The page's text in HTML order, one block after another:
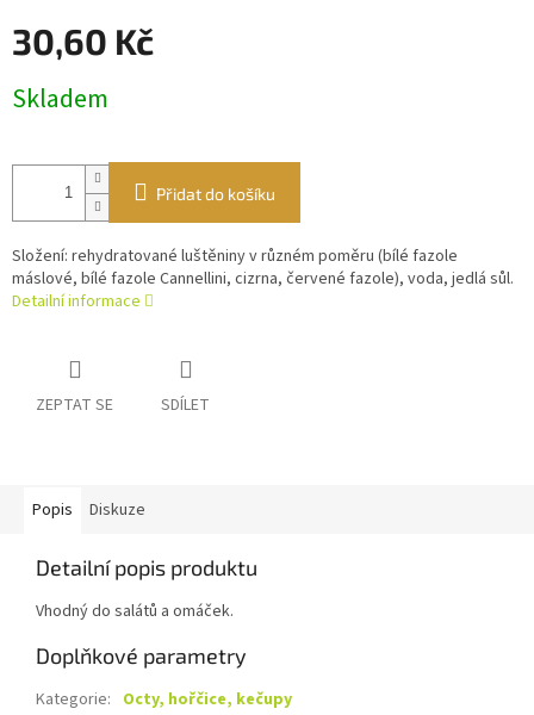
30,60 Kč
cena:
Skladem
Přidat do košíku
Složení: rehydratované luštěniny v různém poměru (bílé fazole
máslové, bílé fazole Cannellini, cizrna, červené fazole), voda, jedlá sůl.
Detailní informace
ZEPTAT SE SDÍLET
Popis Diskuze
Detailní popis produktu
Vhodný do salátů a omáček.
Doplňkové parametry
Kategorie: Octy, hořčice, kečupy